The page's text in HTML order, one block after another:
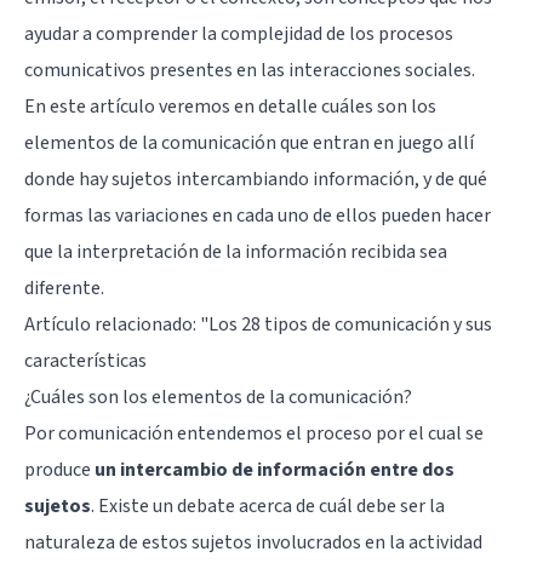
ayudar a comprender la complejidad de los procesos
comunicativos presentes en las interacciones sociales.
En este artículo veremos en detalle cuáles son los
elementos de la comunicación que entran en juego allí
donde hay sujetos intercambiando información, y de qué
formas las variaciones en cada uno de ellos pueden hacer
que la interpretación de la información recibida sea
diferente.
Artículo relacionado: "Los 28 tipos de comunicación y sus
características
¿Cuáles son los elementos de la comunicación?
Por comunicación entendemos el proceso por el cual se
produce un intercambio de información entre dos
sujetos. Existe un debate acerca de cuál debe ser la
naturaleza de estos sujetos involucrados en la actividad